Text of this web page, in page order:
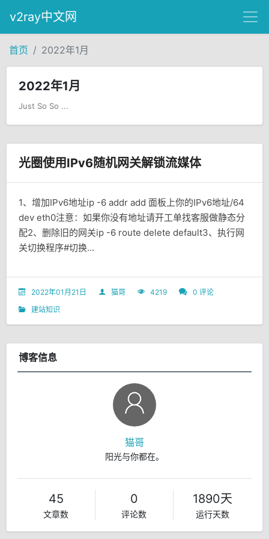
v2ray中文网
首页 2022年1月
2022年1月
Just So So ...
光圈使用IPv6随机网关解锁流媒体
1、增加IPv6地址ip -6 addr add 面板上你的IPv6地址/64
dev eth0注意：如果你没有地址请开工单找客服做静态分
配2、删除旧的网关ip -6 route delete default3、执行网
关切换程序#切换...
2022年01月21日 猫哥 4219
0 评论
建站知识
博客信息
猫哥
阳光与你都在。
45
文章数
0
评论数
1890天
运行天数